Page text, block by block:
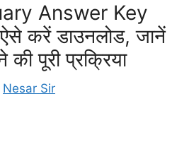
Answer Key
करें डाउनलोड, जानें
की पूरी प्रक्रिया
Nesar Sir